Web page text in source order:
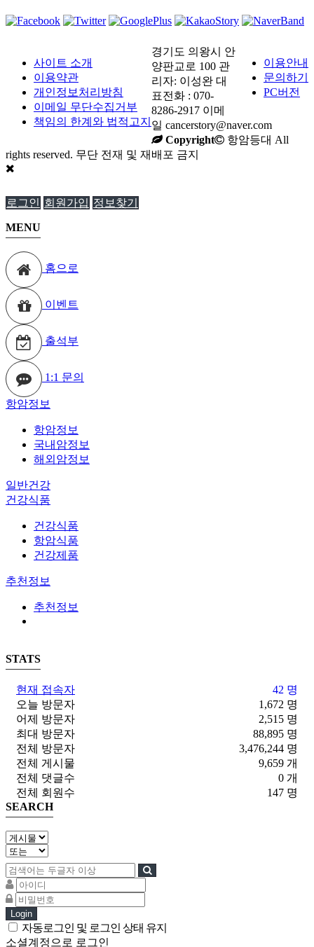
사이트 소개
이용약관
개인정보처리방침
이메일 무단수집거부
책임의 한계와 법적고지
이용안내
문의하기
PC버전
경기도 의왕시 안
양판교로 100 관
리자: 이성완 대
표전화 : 070-
8286-2917 이메
일 cancerstory@naver.com
Copyright
항암등대 All
rights reserved. 무단 전재 및 재배포 금지
로그인 회원가입 정보찾기
MENU
홈으로
이벤트
출석부
1:1 문의
항암정보
항암정보
국내암정보
해외암정보
일반건강
건강식품
건강식품
항암식품
건강제품
추천정보
추천정보
STATS
42 명
현재 접속자
1,672 명
오늘 방문자
2,515 명
어제 방문자
88,895 명
최대 방문자
3,476,244 명
전체 방문자
9,659 개
전체 게시물
0 개
전체 댓글수
147 명
전체 회원수
SEARCH
Login
자동로그인 및 로그인 상태 유지
소셜계정으로 로그인